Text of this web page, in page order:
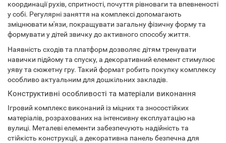
координації рухів, спритності, почуття рівноваги та впевненості
у собі. Регулярні заняття на комплексі допомагають
зміцнювати м'язи, покращувати загальну фізичну форму та
формувати у дітей звичку до активного способу життя.
Наявність сходів та платформ дозволяє дітям тренувати
навички підйому та спуску, а декоративний елемент стимулює
уяву та сюжетну гру. Такий формат робить покупку комплексу
особливо актуальним для дошкільних закладів.
Конструктивні особливості та матеріали виконання
Ігровий комплекс виконаний із міцних та зносостійких
матеріалів, розрахованих на інтенсивну експлуатацію на
вулиці. Металеві елементи забезпечують надійність та
стійкість конструкції, а декоративна панель безпечна для